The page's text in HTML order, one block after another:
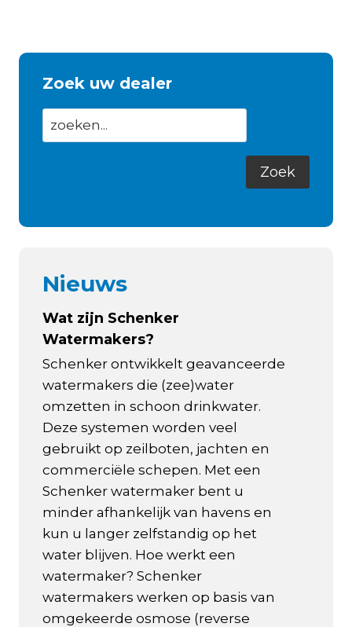
Zoek uw dealer
Nieuws
Wat zijn Schenker
Watermakers?
Schenker ontwikkelt geavanceerde
watermakers die (zee)water
omzetten in schoon drinkwater.
Deze systemen worden veel
gebruikt op zeilboten, jachten en
commerciële schepen. Met een
Schenker watermaker bent u
minder afhankelijk van havens en
kun u langer zelfstandig op het
water blijven. Hoe werkt een
watermaker? Schenker
watermakers werken op basis van
omgekeerde osmose (reverse